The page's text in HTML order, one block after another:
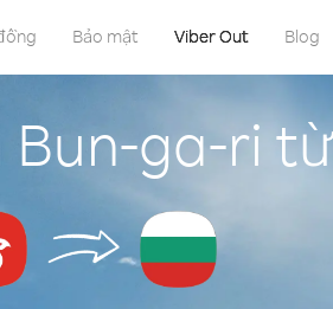
Bảo mật Viber Out Blog
ga-ri